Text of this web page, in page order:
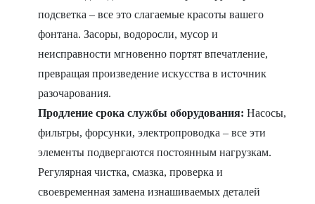
подсветка – все это слагаемые красоты вашего
фонтана. Засоры, водоросли, мусор и
неисправности мгновенно портят впечатление,
превращая произведение искусства в источник
разочарования.
Продление срока службы оборудования: Насосы,
фильтры, форсунки, электропроводка – все эти
элементы подвергаются постоянным нагрузкам.
Регулярная чистка, смазка, проверка и
своевременная замена изнашиваемых деталей